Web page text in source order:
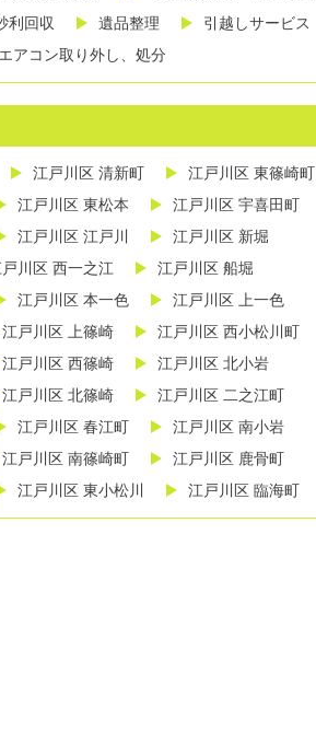
利回収 遺品整理
引越しサービス
エアコン取り外し、処分
江戸川区 清新町
江戸川区 東篠崎町
江戸川区 東松本
江戸川区 宇喜田町
江戸川区 江戸川
江戸川区 新堀
川区 西一之江
江戸川区 船堀
江戸川区 本一色
江戸川区 上一色
江戸川区 上篠崎
江戸川区 西小松川町
江戸川区 西篠崎
江戸川区 北小岩
江戸川区 北篠崎
江戸川区 二之江町
江戸川区 春江町
江戸川区 南小岩
江戸川区 南篠崎町
江戸川区 鹿骨町
江戸川区 東小松川 江戸川区 臨海町